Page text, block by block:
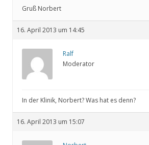
Gruß Norbert
16. April 2013 um 14:45
Ralf
Moderator
In der Klinik, Norbert? Was hat es denn?
16. April 2013 um 15:07